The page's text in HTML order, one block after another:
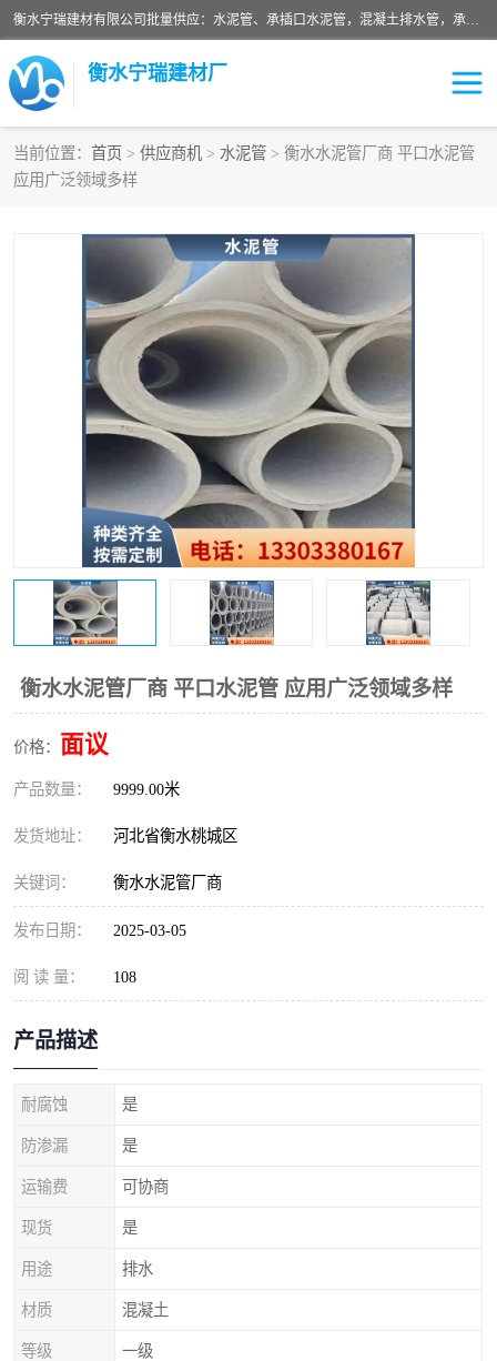
衡水宁瑞建材有限公司批量供应：水泥管、承插口水泥管，混凝土排水管，承插口水泥管，企口水泥管，钢承口水泥管，顶管，平口水泥管，水泥检查井，混凝土检查井，预制混凝土检查井，矩形检查井，圆形检查井等产品。
衡水宁瑞建材厂
当前位置： 首页 > 供应商机 > 水泥管 > 衡水水泥管厂商 平口水泥管
应用广泛领域多样
衡水水泥管厂商 平口水泥管 应用广泛领域多样
价格： 面议
产品数量： 9999.00米
发货地址： 河北省衡水桃城区
关键词： 衡水水泥管厂商
发布日期： 2025-03-05
阅 读 量： 108
产品描述
耐腐蚀 是
防渗漏 是
运输费 可协商
现货 是
用途 排水
材质 混凝土
等级 一级
检查井
水泥检查井 水泥管
圆形检查井 矩形检查井
混凝土检查井 预制混凝土检查井
企口水泥管 钢承口水泥管